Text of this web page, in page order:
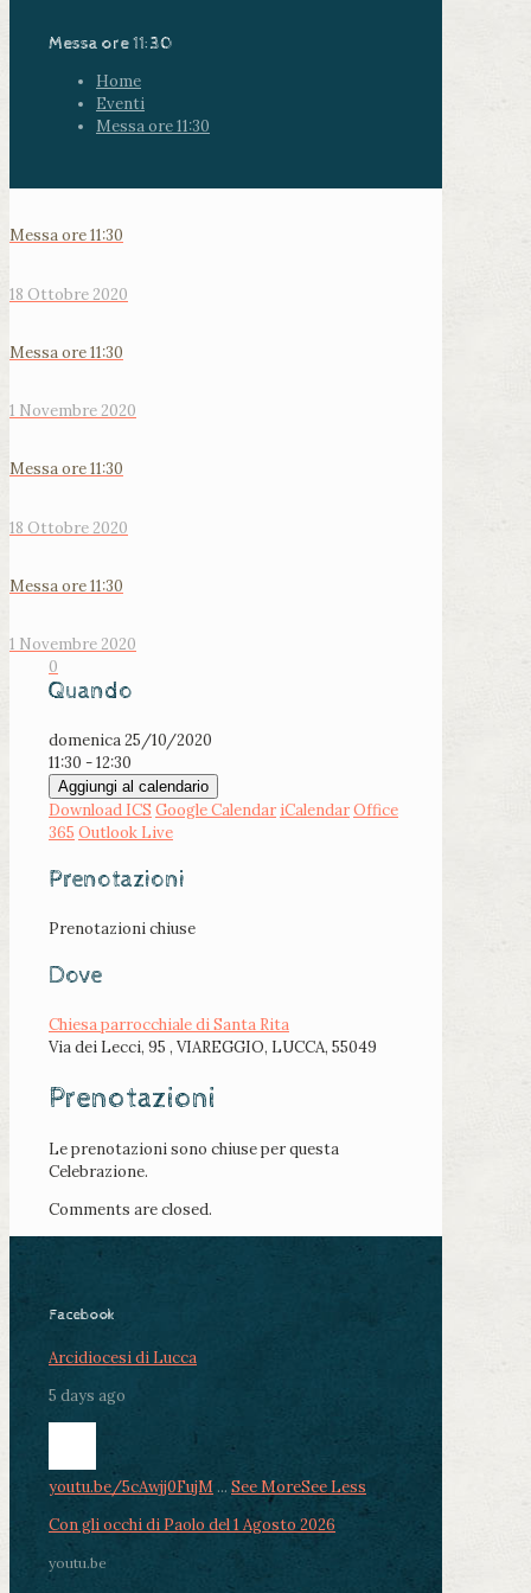
Messa ore 11:30
Home
Eventi
Messa ore 11:30
Messa ore 11:30
18 Ottobre 2020
Messa ore 11:30
1 Novembre 2020
Messa ore 11:30
18 Ottobre 2020
Messa ore 11:30
1 Novembre 2020
0
Quando
domenica 25/10/2020
11:30 - 12:30
Aggiungi al calendario
Download ICS Google Calendar iCalendarOffice
365 Outlook Live
Prenotazioni
Prenotazioni chiuse
Dove
Chiesa parrocchiale di Santa Rita
Via dei Lecci, 95 , VIAREGGIO, LUCCA, 55049
Prenotazioni
Le prenotazioni sono chiuse per questa
Celebrazione.
Comments are closed.
Facebook
Arcidiocesi di Lucca
5 days ago
youtu.be/5cAwjj0FujM ... See MoreSee Less
Con gli occhi di Paolo del 1 Agosto 2026
youtu.be